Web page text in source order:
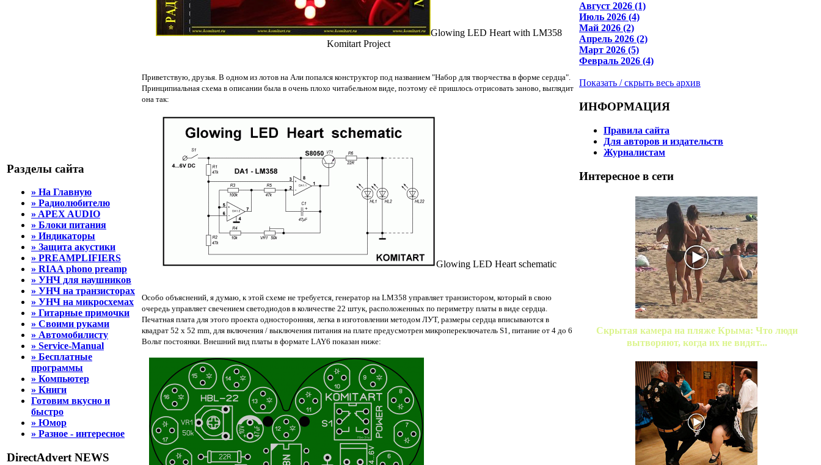
Разделы сайта
» На Главную
» Радиолюбителю
» APEX AUDIO
» Блоки питания
» Индикаторы
» Защита акустики
» PREAMPLIFIERS
» RIAA phono preamp
» УНЧ для наушников
» УНЧ на транзисторах
» УНЧ на микросхемах
» Гитарные примочки
» Своими руками
» Автомобилисту
» Service-Manual
» Бесплатные
программы
» Компьютер
» Книги
Готовим вкусно и
быстро
» Юмор
» Разное - интересное
DirectAdvert NEWS
Glowing LED Heart with LM358
Komitart Project
Приветствую, друзья. В одном из лотов на Али попался конструктор под названием "Набор для творчества в форме сердца".
Принципиальная схема в описании была в очень плохо читабельном виде, поэтому её пришлось отрисовать заново, выглядит
она так:
Glowing LED Heart schematic
Особо объяснений, я думаю, к этой схеме не требуется, генератор на LM358 управляет транзистором, который в свою
очередь управляет свечением светодиодов в количестве 22 штук, расположенных по периметру платы в виде сердца.
Печатная плата для этого проекта односторонняя, легка в изготовлении методом ЛУТ, размеры сердца вписываются в
квадрат 52 x 52 mm, для включения / выключения питания на плате предусмотрен микропереключатель S1, питание от 4 до 6
Вольт постоянки. Внешний вид платы в формате LAY6 показан ниже:
Август 2026 (1)
Июль 2026 (4)
Май 2026 (2)
Апрель 2026 (2)
Март 2026 (5)
Февраль 2026 (4)
Показать / скрыть весь архив
ИНФОРМАЦИЯ
Правила сайта
Для авторов и издательств
Журналистам
Интересное в сети
Скрытая камера на пляже Крыма: Что люди
вытворяют, когда их не видят...